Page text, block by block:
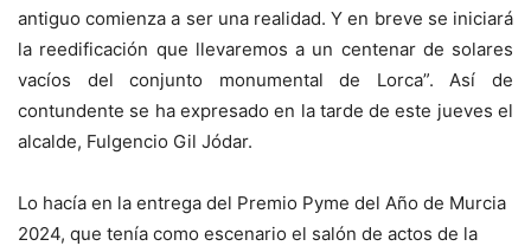
antiguo comienza a ser una realidad. Y en breve se iniciará
la reedificación que llevaremos a un centenar de solares
vacíos del conjunto monumental de Lorca”. Así de
contundente se ha expresado en la tarde de este jueves el
alcalde, Fulgencio Gil Jódar.
Lo hacía en la entrega del Premio Pyme del Año de Murcia
2024, que tenía como escenario el salón de actos de la